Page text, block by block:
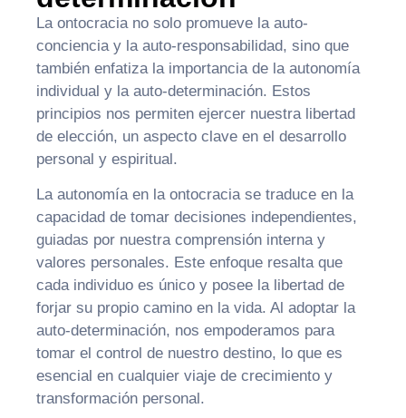
La ontocracia no solo promueve la auto-
conciencia y la auto-responsabilidad, sino que
también enfatiza la importancia de la autonomía
individual y la auto-determinación. Estos
principios nos permiten ejercer nuestra libertad
de elección, un aspecto clave en el desarrollo
personal y espiritual.
La autonomía en la ontocracia se traduce en la
capacidad de tomar decisiones independientes,
guiadas por nuestra comprensión interna y
valores personales. Este enfoque resalta que
cada individuo es único y posee la libertad de
forjar su propio camino en la vida. Al adoptar la
auto-determinación, nos empoderamos para
tomar el control de nuestro destino, lo que es
esencial en cualquier viaje de crecimiento y
transformación personal.